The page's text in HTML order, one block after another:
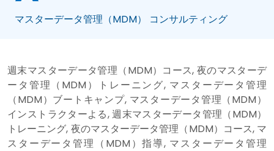
マスターデータ管理（MDM） コンサルティング
週末マスターデータ管理（MDM）コース, 夜のマスターデ
ータ管理（MDM）トレーニング, マスターデータ管理
（MDM）ブートキャンプ, マスターデータ管理（MDM）
インストラクターよる, 週末マスターデータ管理（MDM）
トレーニング, 夜のマスターデータ管理（MDM）コース, マ
スターデータ管理（MDM）指導, マスターデータ管理